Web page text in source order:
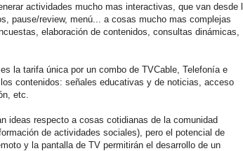
actividades mucho mas interactivas, que van desde
pause/review, menú... a cosas mucho mas complejas
elaboración de contenidos, consultas dinámicas,
la tarifa única por un combo de TVCable, Telefonía e
contenidos: señales educativas y de noticias, acceso
etc.
ideas respecto a cosas cotidianas de la comunidad
de actividades sociales), pero el potencial de
y la pantalla de TV permitirán el desarrollo de un